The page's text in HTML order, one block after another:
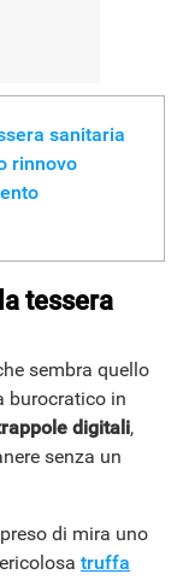
sanitaria
rinnovo
tessera
sembra quello
burocratico in
digitali,
senza un
di mira uno
truffa